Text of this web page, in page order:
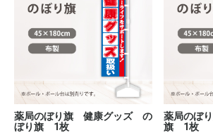
薬局のぼり旗 健康グッズ の
ぼり旗 1枚
薬局のぼ
旗 1枚